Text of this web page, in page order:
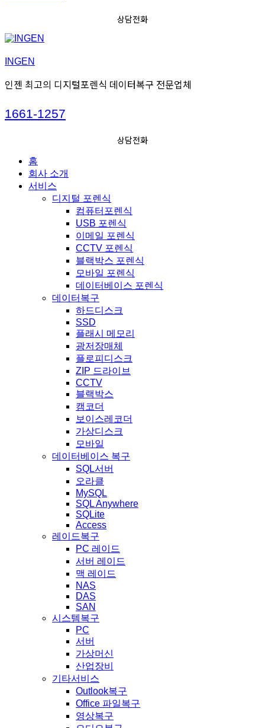
상담전화
INGEN
인젠 최고의 디지털포렌식 데이터복구 전문업체
Call
1661-1257
상담전화
홈
회사 소개
서비스
디지털 포렌식
컴퓨터포렌식
USB 포렌식
이메일 포렌식
CCTV 포렌식
블랙박스 포렌식
모바일 포렌식
데이터베이스 포렌식
데이터복구
하드디스크
SSD
플래시 메모리
광저장매체
플로피디스크
ZIP 드라이브
CCTV
블랙박스
캠코더
보이스레코더
가상디스크
모바일
데이터베이스 복구
SQL서버
오라클
MySQL
SQL Anywhere
SQLite
Access
레이드복구
PC 레이드
서버 레이드
맥 레이드
NAS
DAS
SAN
시스템복구
PC
서버
가상머신
산업장비
기타서비스
Outlook복구
Office 파일복구
영상복구